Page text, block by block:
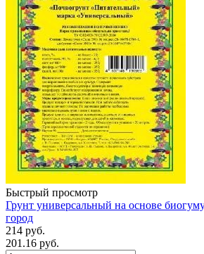
Быстрый просмотр
Грунт универсальный на основе
город
214 руб.
201.16 руб.